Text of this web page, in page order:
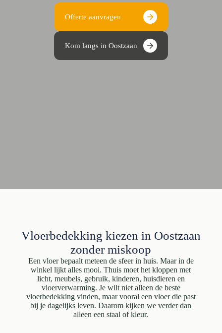
Offerte aanvragen
Kom langs in Oostzaan
Vloerbedekking kiezen in Oostzaan
zonder miskoop
Een vloer bepaalt meteen de sfeer in huis. Maar in de
winkel lijkt alles mooi. Thuis moet het kloppen met
licht, meubels, gebruik, kinderen, huisdieren en
vloerverwarming. Je wilt niet alleen de beste
vloerbedekking vinden, maar vooral een vloer die past
bij je dagelijks leven. Daarom kijken we verder dan
alleen een staal of kleur.